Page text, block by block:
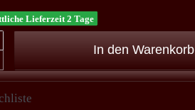
Lieferzeit 2 Tage
In den Warenkorb